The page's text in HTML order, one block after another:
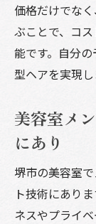
価格だけでな
ぶことで、コ
能です。自分
型ヘアを実現し
美容室メ
にあり
堺市の美容室
ト技術にあり
ネスやプライ